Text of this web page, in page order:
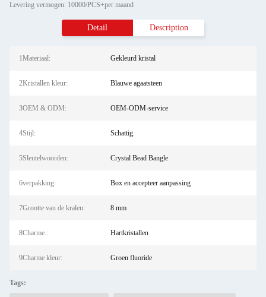
Levering vermogen: 10000/PCS+per maand
Detail Description
1Materiaal: Gekleurd kristal
2Kristallen kleur: Blauwe agaatsteen
3OEM & ODM: OEM-ODM-service
4Stijl: Schattig.
5Sleutelwoorden: Crystal Bead Bangle
6verpakking: Box en accepteer aanpassing
7Grootte van de kralen: 8 mm
8Charme.: Hartkristallen
9Charme kleur: Groen fluoride
Tags: